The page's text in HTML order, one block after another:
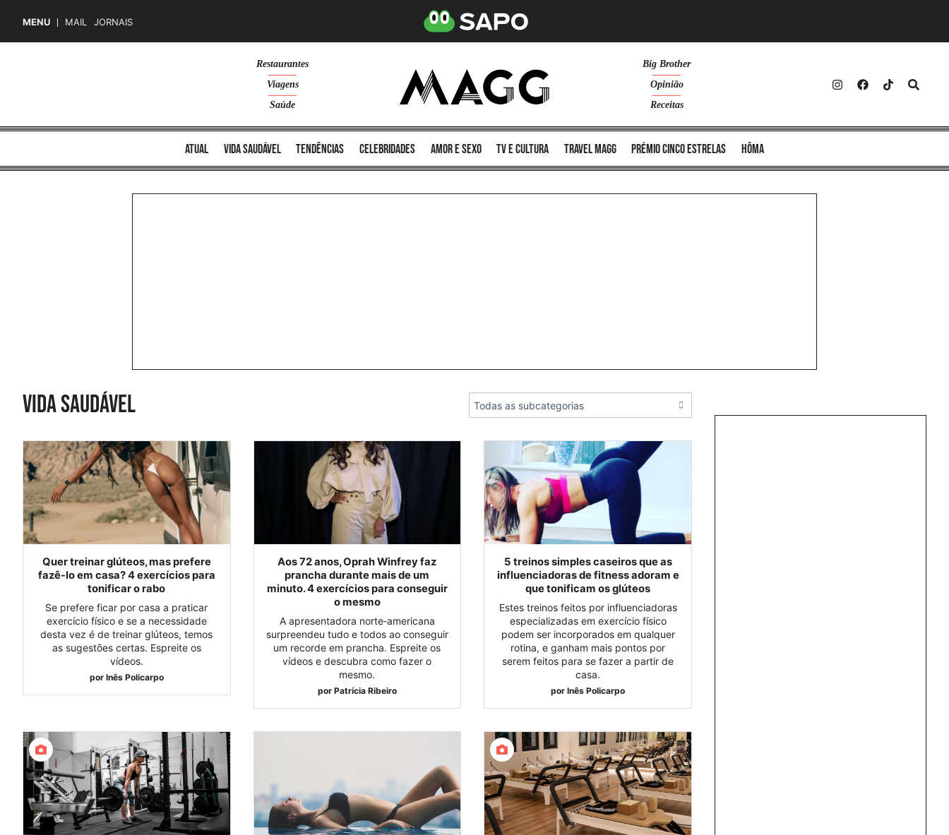
MENU MAIL JORNAIS
Restaurantes
Viagens
Saúde
Big Brother
Opinião
Receitas
atual vida saudável tendências celebridades amor e sexo TV e cultura Travel MAGG Prémio Cinco Estrelas Hôma
Vida saudável
Quer treinar glúteos, mas prefere
fazê-lo em casa? 4 exercícios para
tonificar o rabo
Se prefere ficar por casa a praticar
exercício físico e se a necessidade
desta vez é de treinar glúteos, temos
as sugestões certas. Espreite os
vídeos.
por Inês Policarpo
Aos 72 anos, Oprah Winfrey faz
prancha durante mais de um
minuto. 4 exercícios para conseguir
o mesmo
A apresentadora norte‑americana
surpreendeu tudo e todos ao conseguir
um recorde em prancha. Espreite os
vídeos e descubra como fazer o
mesmo.
por Patrícia Ribeiro
5 treinos simples caseiros que as
influenciadoras de fitness adoram e
que tonificam os glúteos
Estes treinos feitos por influenciadoras
especializadas em exercício físico
podem ser incorporados em qualquer
rotina, e ganham mais pontos por
serem feitos para se fazer a partir de
casa.
por Inês Policarpo